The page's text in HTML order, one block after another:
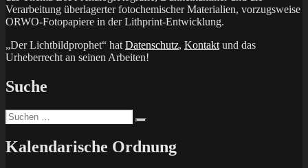
Verarbeitung überlagerter fotochemischer Materialien, vorzugsweise
ORWO-Fotopapiere in der Lithprint-Entwicklung.
„Der Lichtbildprophet“ hat Datenschutz, Kontakt und das
Urheberrecht an seinen Arbeiten!
Suche
Suchen
nach:
Kalendarische Ordnung